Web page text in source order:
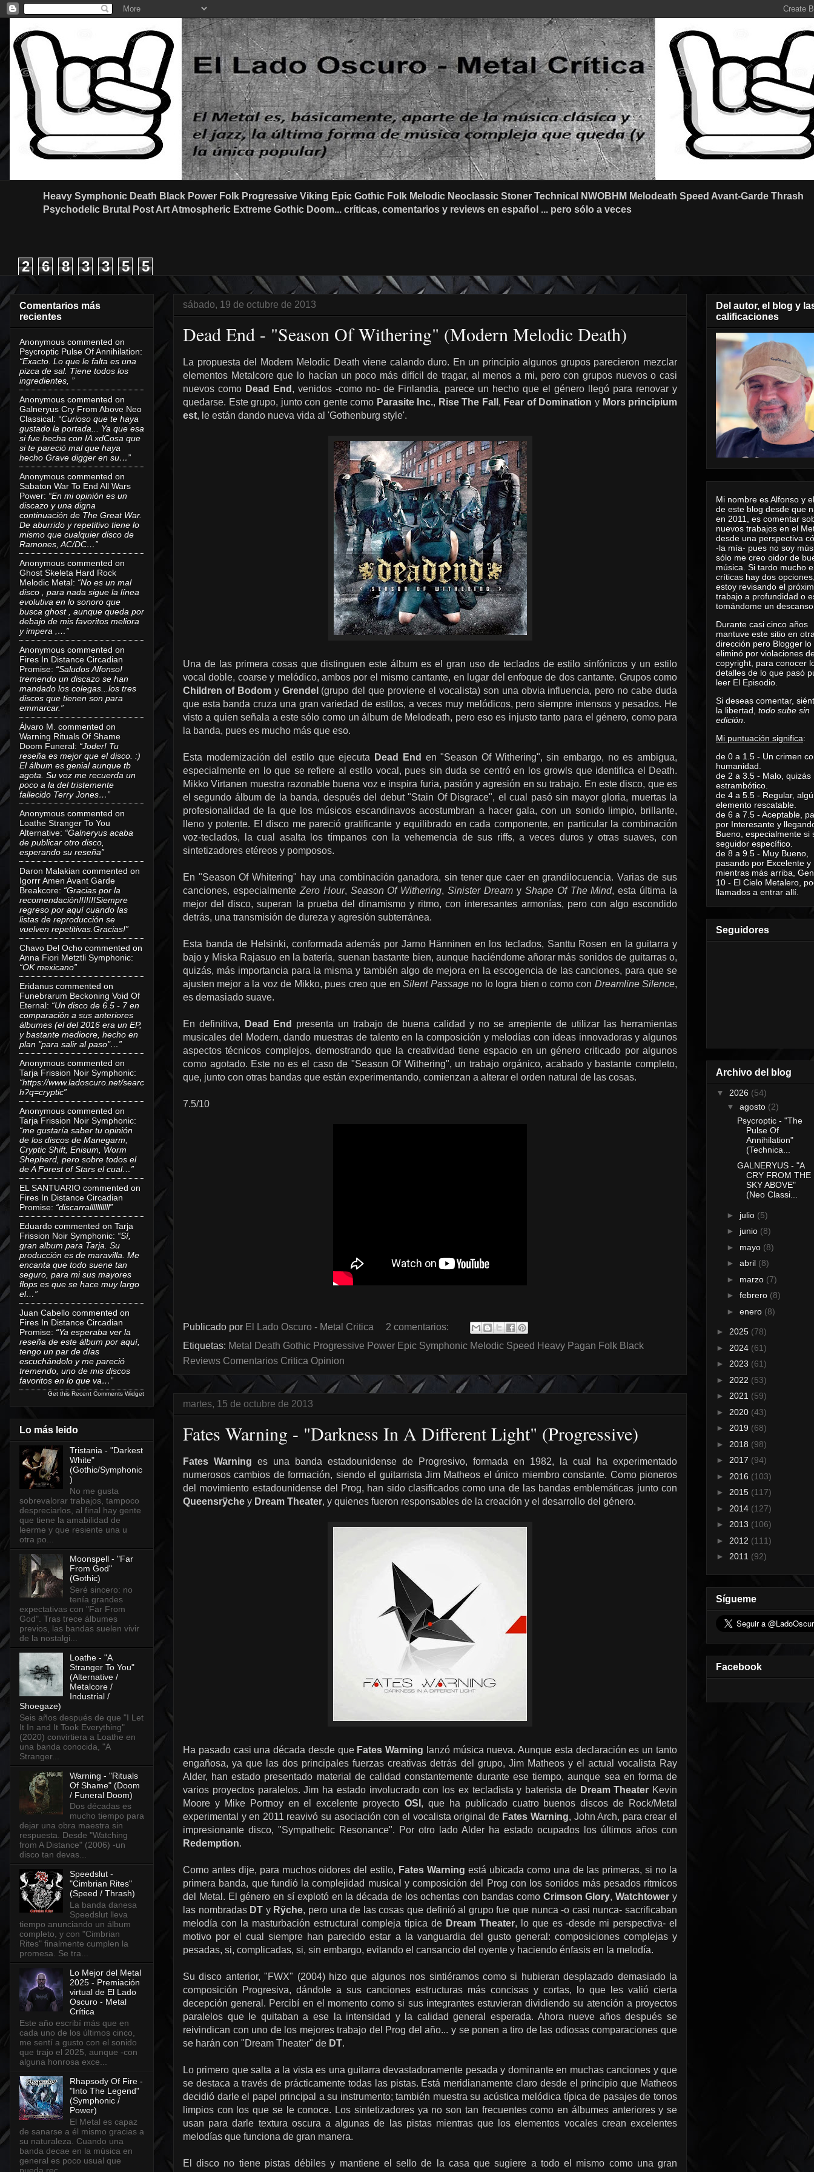
Heavy Symphonic Death Black Power Folk Progressive Viking Epic Gothic Folk Melodic Neoclassic Stoner Technical NWOBHM Melodeath Speed Avant-Garde Thrash
Psychodelic Brutal Post Art Atmospheric Extreme Gothic Doom... críticas, comentarios y reviews en español ... pero sólo a veces
2 6 8 3 3 5 5
sábado, 19 de octubre de 2013
Dead End - "Season Of Withering" (Modern Melodic Death)
La propuesta del Modern Melodic Death viene calando duro. En un principio algunos grupos parecieron mezclar
elementos Metalcore que lo hacían un poco más difícil de tragar, al menos a mi, pero con grupos nuevos o casi
nuevos como Dead End , venidos -como no- de Finlandia, parece un hecho que el género llegó para renovar y
quedarse. Este grupo, junto con gente como Parasite Inc., Rise The Fall , Fear of Domination y Mors principium
est, le están dando nueva vida al 'Gothenburg style'.
Una de las primera cosas que distinguen este álbum es el gran uso de teclados de estilo sinfónicos y un estilo
vocal doble, coarse y melódico, ambos por el mismo cantante, en lugar del enfoque de dos cantante. Grupos como
Children of Bodomy Grendel (grupo del que proviene el vocalista) son una obvia influencia, pero no cabe duda
que esta banda cruza una gran variedad de estilos, a veces muy melódicos, pero siempre intensos y pesados. He
visto a quien señala a este sólo como un álbum de Melodeath, pero eso es injusto tanto para el género, como para
la banda, pues es mucho más que eso.
Esta modernización del estilo que ejecuta Dead End en "Season Of Withering", sin embargo, no es ambigua,
especialmente en lo que se refiere al estilo vocal, pues sin duda se centró en los growls que identifica el Death.
Mikko Virtanen muestra razonable buena voz e inspira furia, pasión y agresión en su trabajo. En este disco, que es
el segundo álbum de la banda, después del debut "Stain Of Disgrace", el cual pasó sin mayor gloria, muertas la
profesionalidad de la que los músicos escandinavos acostumbran a hacer gala, con un sonido limpio, brillante,
lleno y potente. El disco me pareció gratificante y equilibrado en cada componente, en particular la combinación
voz-teclados, la cual asalta los tímpanos con la vehemencia de sus riffs, a veces duros y otras suaves, con
sintetizadores etéreos y pomposos.
En "Season Of Whitering" hay una combinación ganadora, sin tener que caer en grandilocuencia. Varias de sus
canciones, especialmente Zero Hour, Season Of Withering,Sinister Dream y Shape Of The Mind, esta última la
mejor del disco, superan la prueba del dinamismo y ritmo, con interesantes armonías, pero con algo escondido
detrás, una transmisión de dureza y agresión subterránea.
Esta banda de Helsinki, conformada además por Jarno Hänninen en los teclados, Santtu Rosen en la guitarra y
bajo y Miska Rajasuo en la batería, suenan bastante bien, aunque haciéndome añorar más sonidos de guitarras o,
quizás, más importancia para la misma y también algo de mejora en la escogencia de las canciones, para que se
ajusten mejor a la voz de Mikko, pues creo que enSilent Passageno lo logra bien o como con Dreamline Silence,
es demasiado suave.
En definitiva, Dead End
presenta un trabajo de buena calidad y no se arrepiente de utilizar las herramientas
musicales del Modern, dando muestras de talento en la composición y melodías con ideas innovadoras y algunos
aspectos técnicos complejos, demostrando que la creatividad tiene espacio en un género criticado por algunos
como agotado. Este no es el caso de "Season Of Withering", un trabajo orgánico, acabado y bastante completo,
que, junto con otras bandas que están experimentando, comienzan a alterar el orden natural de las cosas.
7.5/10
Publicado por El Lado Oscuro - Metal Critica
2 comentarios:
Etiquetas: Metal Death Gothic Progressive Power Epic Symphonic Melodic Speed Heavy Pagan Folk Black
Reviews Comentarios Critica Opinion
martes, 15 de octubre de 2013
Fates Warning - "Darkness In A Different Light" (Progressive)
Fates Warning es una banda estadounidense de Progresivo, formada en 1982, la cual ha experimentado
numerosos cambios de formación, siendo el guitarrista Jim Matheos el único miembro constante. Como pioneros
del movimiento estadounidense del Prog, han sido clasificados como una de las bandas emblemáticas junto con
Queensrÿche y Dream Theater, y quienes fueron responsables de la creación y el desarrollo del género.
Ha pasado casi una década desde que Fates Warning lanzó música nueva. Aunque esta declaración es un tanto
engañosa, ya que las dos principales fuerzas creativas detrás del grupo, Jim Matheos y el actual vocalista Ray
Alder, han estado presentado material de calidad constantemente durante ese tiempo, aunque sea en forma de
varios proyectos paralelos. Jim ha estado involucrado con los ex tecladista y baterista de Dream Theater Kevin
Moore y Mike Portnoy en el excelente proyecto OSI , que ha publicado cuatro buenos discos de Rock/Metal
experimental y en 2011 reavivó su asociación con el vocalista original de Fates Warning, John Arch, para crear el
impresionante disco, "Sympathetic Resonance". Por otro lado Alder ha estado ocupados los últimos años con
Redemption.
Como antes dije, para muchos oidores del estilo, Fates Warning está ubicada como una de las primeras, si no la
primera banda, que fundió la complejidad musical y composición del Prog con los sonidos más pesados ​​rítmicos
del Metal. El género en sí explotó en la década de los ochentas con bandas como Crimson Glory,Watchtower y
las nombradas DT y Rÿche, pero una de las cosas que definió al grupo fue que nunca -o casi nunca- sacrificaban
melodía con la masturbación estructural compleja típica de Dream Theater, lo que es -desde mi perspectiva- el
motivo por el cual siempre han parecido estar a la vanguardia del gusto general: composiciones complejas y
pesadas, si, complicadas, si, sin embargo, evitando el cansancio del oyente y haciendo énfasis en la melodía.
Su disco anterior, "FWX" (2004) hizo que algunos nos sintiéramos como si hubieran desplazado demasiado la
composición Progresiva, dándole a sus canciones estructuras más concisas y cortas, lo que les valió cierta
decepción general. Percibí en el momento como si sus integrantes estuvieran dividiendo su atención a proyectos
paralelos que le quitaban a ese la intensidad y la calidad general esperada. Ahora nueve años después se
reivindican con uno de los mejores trabajo del Prog del año... y se ponen a tiro de las odiosas comparaciones que
se harán con "Dream Theater" de DT.
Lo primero que salta a la vista es una guitarra devastadoramente pesada y dominante en muchas canciones y que
se destaca a través de prácticamente todas las pistas. Está meridianamente claro desde el principio que Matheos
decidió darle el papel principal a su instrumento; también muestra su acústica melódica típica de pasajes de tonos
limpios con los que se le conoce. Los sintetizadores ya no son tan frecuentes como en álbumes anteriores y se
usan para darle textura oscura a algunas de las pistas mientras que los elementos vocales crean excelentes
melodías que funciona de gran manera.
El disco no tiene pistas débiles y mantiene el sello de la casa que sugiere a todo el mismo como una gran
Comentarios más
recientes
Anonymous commented on
Psycroptic Pulse Of Annihilation:
“Exacto. Lo que le falta es una
pizca de sal. Tiene todos los
ingredientes, ”
Anonymous commented on
Galneryus Cry From Above Neo
Classical: “Curioso que te haya
gustado la portada... Ya que esa
si fue hecha con IA xdCosa que
si te pareció mal que haya
hecho Grave digger en su…”
Anonymous commented on
Sabaton War To End All Wars
Power: “En mi opinión es un
discazo y una digna
continuación de The Great War.
De aburrido y repetitivo tiene lo
mismo que cualquier disco de
Ramones, AC/DC…”
Anonymous commented on
Ghost Skeleta Hard Rock
Melodic Metal: “No es un mal
disco , para nada sigue la línea
evolutiva en lo sonoro que
busca ghost , aunque queda por
debajo de mis favoritos meliora
y impera ,…”
Anonymous commented on
Fires In Distance Circadian
Promise: “Saludos Alfonso!
tremendo un discazo se han
mandado los colegas...los tres
discos que tienen son para
emmarcar.”
Álvaro M. commented on
Warning Rituals Of Shame
Doom Funeral: “Joder! Tu
reseña es mejor que el disco. :)
El álbum es genial aunque tb
agota. Su voz me recuerda un
poco a la del tristemente
fallecido Terry Jones…”
Anonymous commented on
Loathe Stranger To You
Alternative: “Galneryus acaba
de publicar otro disco,
esperando su reseña”
Daron Malakian commented on
Igorrr Amen Avant Garde
Breakcore: “Gracias por la
recomendación!!!!!!!Siempre
regreso por aquí cuando las
listas de reproducción se
vuelven repetitivas.Gracias!”
Chavo Del Ocho commented on
Anna Fiori Metztli Symphonic:
“OK mexicano”
Eridanus commented on
Funebrarum Beckoning Void Of
Eternal: “Un disco de 6.5 - 7 en
comparación a sus anteriores
álbumes (el del 2016 era un EP,
y bastante mediocre, hecho en
plan "para salir al paso"…”
Anonymous commented on
Tarja Frission Noir Symphonic:
“https://www.ladoscuro.net/searc
h?q=cryptic”
Anonymous commented on
Tarja Frission Noir Symphonic:
“me gustaría saber tu opinión
de los discos de Manegarm,
Cryptic Shift, Enisum, Worm
Shepherd, pero sobre todos el
de A Forest of Stars el cual…”
EL SANTUARIO commented on
Fires In Distance Circadian
Promise: “discarralllllllllll”
Eduardo commented on Tarja
Frission Noir Symphonic: “Sí,
gran album para Tarja. Su
producción es de maravilla. Me
encanta que todo suene tan
seguro, para mi sus mayores
flops es que se hace muy largo
el…”
Juan Cabello commented on
Fires In Distance Circadian
Promise: “Ya esperaba ver la
reseña de este álbum por aquí,
tengo un par de días
escuchándolo y me pareció
tremendo, uno de mis discos
favoritos en lo que va…”
Get this Recent Comments Widget
Lo más leido
Tristania - "Darkest
White"
(Gothic/Symphonic
)
No me gusta
sobrevalorar trabajos, tampoco
despreciarlos, al final hay gente
que tiene la amabilidad de
leerme y que resiente una u
otra po...
Moonspell - "Far
From God"
(Gothic)
Seré sincero: no
tenía grandes
expectativas con "Far From
God". Tras trece álbumes
previos, las bandas suelen vivir
de la nostalgi...
Loathe - "A
Stranger To You"
(Alternative /
Metalcore /
Industrial /
Shoegaze)
Seis años después de que "I Let
It In and It Took Everything"
(2020) convirtiera a Loathe en
una banda conocida, "A
Stranger...
Warning - "Rituals
Of Shame" (Doom
/ Funeral Doom)
Dos décadas es
mucho tiempo para
dejar una obra maestra sin
respuesta. Desde "Watching
from A Distance" (2006) -un
disco tan devas...
Speedslut -
"Cimbrian Rites"
(Speed / Thrash)
La banda danesa
Speedslut lleva
tiempo anunciando un álbum
completo, y con "Cimbrian
Rites" finalmente cumplen la
promesa. Se tra...
Lo Mejor del Metal
2025 - Premiación
virtual de El Lado
Oscuro - Metal
Crítica
Este año escribí más que en
cada uno de los últimos cinco,
me sentí a gusto con el sonido
que trajo el 2025, aunque -con
alguna honrosa exce...
Rhapsody Of Fire -
"Into The Legend"
(Symphonic /
Power)
El Metal es capaz
de sanarse a él mismo gracias a
su naturaleza. Cuando una
banda decae en la música en
general es poco usual que
pueda rec...
Del autor, el blog y
calificaciones
Mi nombre es Alfonso y
de este blog desde que
en 2011, es comentar
nuevos trabajos en el
desde una perspectiva
-la mía- pues no soy
sólo me creo oidor de
música. Si tardo mucho
críticas hay dos
estoy revisando el
trabajo a profundidad o
tomándome un
Durante casi cinco años
mantuve este sitio en
dirección pero Blogger lo
eliminó por violaciones
copyright, para conocer
detalles de lo que pasó
leer El Episodio
Si deseas comentar,
la libertad, todo sube sin
edición
Mi puntuación significa:
de 0 a 1.5 - Un crimen
humanidad.
de 2 a 3.5 - Malo, quizás
estrambótico.
de 4 a 5.5 - Regular,
elemento rescatable.
de 6 a 7.5 - Aceptable,
por Interesante y
Bueno, especialmente si
seguidor específico.
de 8 a 9.5 - Muy Bueno,
pasando por Excelente y
mientras más arriba,
10 - El Cielo Metalero,
llamados a entrar allí.
Seguidores
Archivo del blog
▼ 2026 (54)
▼ agosto (2)
Psycroptic - "The
Pulse Of
Annihilation"
(Technica...
GALNERYUS - "A
CRY FROM THE
SKY ABOVE"
(Neo Classi...
► julio (5)
► junio (8)
► mayo (8)
► abril (8)
► marzo (7)
► febrero (8)
► enero (8)
► 2025 (78)
► 2024 (61)
► 2023 (61)
► 2022 (53)
► 2021 (59)
► 2020 (43)
► 2019 (68)
► 2018 (98)
► 2017 (94)
► 2016 (103)
► 2015 (117)
► 2014 (127)
► 2013 (106)
► 2012 (111)
► 2011 (92)
Sígueme
Facebook